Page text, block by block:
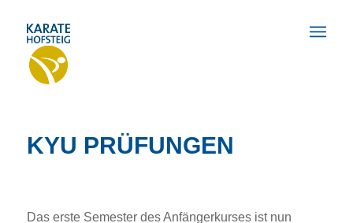
KYU PRÜFUNGEN
Das erste Semester des Anfängerkurses ist nun